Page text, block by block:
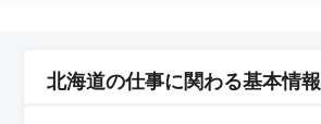
北海道の仕事に関わる基本情報